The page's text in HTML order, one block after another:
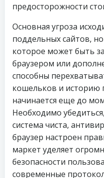
предосторожности
Основная угроза
поддельных сайтов,
которое может быть
браузером или
способны
кошельков и историю
начинается еще до
Необходимо
система чиста,
браузер настроен
маркет уделяет
безопасности
современные